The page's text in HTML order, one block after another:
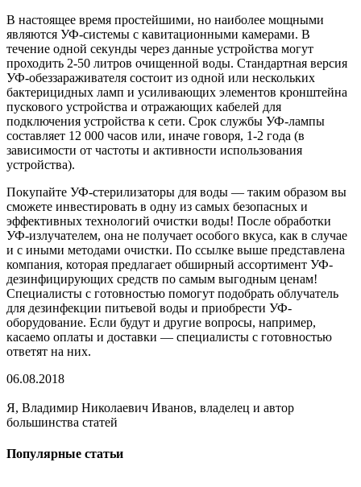
В настоящее время простейшими, но наиболее мощными
являются УФ-системы с кавитационными камерами. В
течение одной секунды через данные устройства могут
проходить 2-50 литров очищенной воды. Стандартная версия
УФ-обеззараживателя состоит из одной или нескольких
бактерицидных ламп и усиливающих элементов кронштейна
пускового устройства и отражающих кабелей для
подключения устройства к сети. Срок службы УФ-лампы
составляет 12 000 часов или, иначе говоря, 1-2 года (в
зависимости от частоты и активности использования
устройства).
Покупайте УФ-стерилизаторы для воды — таким образом вы
сможете инвестировать в одну из самых безопасных и
эффективных технологий очистки воды! После обработки
УФ-излучателем, она не получает особого вкуса, как в случае
и с иными методами очистки. По ссылке выше представлена
компания, которая предлагает обширный ассортимент УФ-
дезинфицирующих средств по самым выгодным ценам!
Специалисты с готовностью помогут подобрать облучатель
для дезинфекции питьевой воды и приобрести УФ-
оборудование. Если будут и другие вопросы, например,
касаемо оплаты и доставки — специалисты с готовностью
ответят на них.
06.08.2018
Я, Владимир Николаевич Иванов, владелец и автор
большинства статей
Популярные статьи